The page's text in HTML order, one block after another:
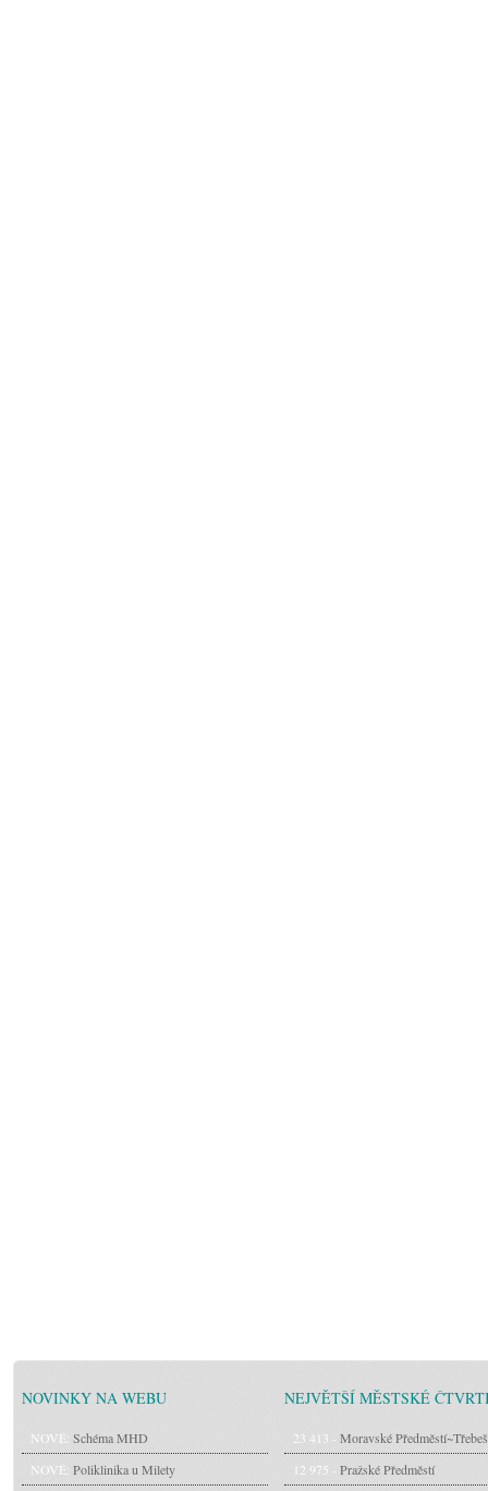
NOVINKY NA WEBU
NOVÉ: Schéma MHD
NOVÉ: Poliklinika u Milety
NEJVĚTŠÍ MĚSTSKÉ
23 413 - Moravské Předměstí~Třebeš
12 975 - Pražské Předměstí